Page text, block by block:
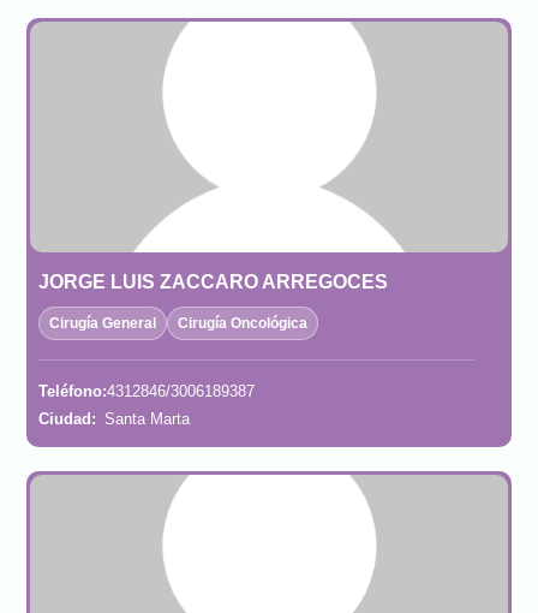
JORGE LUIS ZACCARO ARREGOCES
Cirugía General Cirugía Oncológica
Teléfono:4312846/3006189387
Ciudad: Santa Marta